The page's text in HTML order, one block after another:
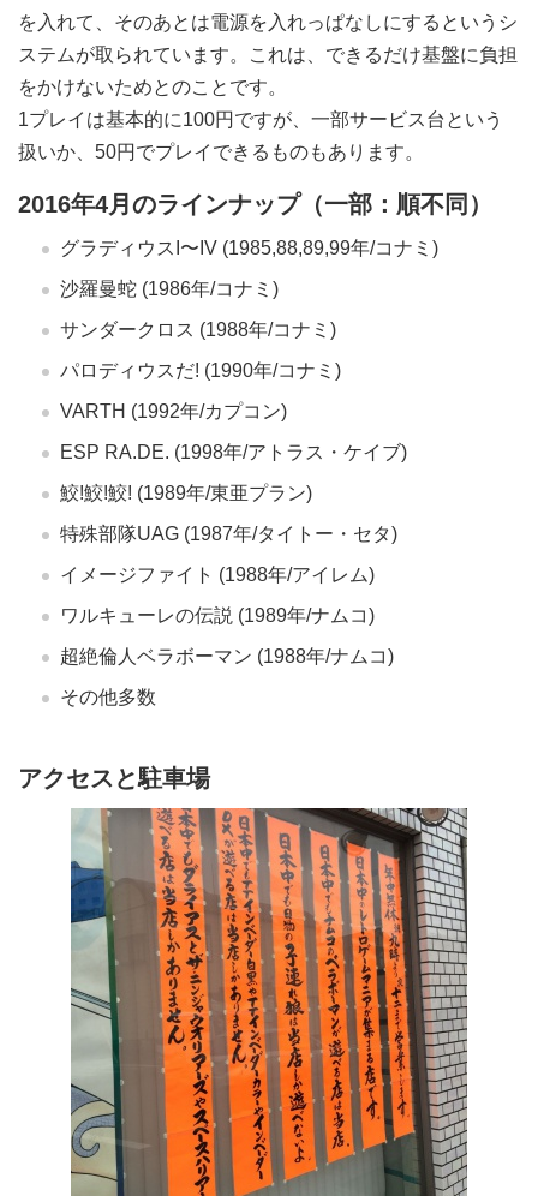
を入れて、そのあとは電源を入れっぱなしにするというシ
ステムが取られています。これは、できるだけ基盤に負担
をかけないためとのことです。
1プレイは基本的に100円ですが、一部サービス台という
扱いか、50円でプレイできるものもあります。
2016年4月のラインナップ（一部：順不同）
グラディウスI〜IV (1985,88,89,99年/コナミ)
沙羅曼蛇 (1986年/コナミ)
サンダークロス (1988年/コナミ)
パロディウスだ! (1990年/コナミ)
VARTH (1992年/カプコン)
ESP RA.DE. (1998年/アトラス・ケイブ)
鮫!鮫!鮫! (1989年/東亜プラン)
特殊部隊UAG (1987年/タイトー・セタ)
イメージファイト (1988年/アイレム)
ワルキューレの伝説 (1989年/ナムコ)
超絶倫人ベラボーマン (1988年/ナムコ)
その他多数
アクセスと駐車場